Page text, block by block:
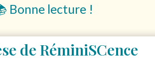
Bonne lecture !
de RéminiSCence